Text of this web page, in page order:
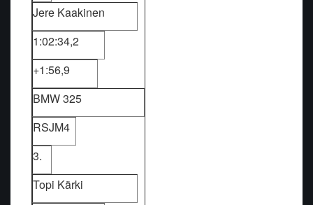
Jere Kaakinen
1:02:34,2
+1:56,9
BMW 325
RSJM4
3.
Topi Kärki